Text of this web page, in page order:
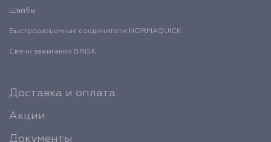
Шайбы
Быстроразъемные соединители NORMAQUICK
Свечи зажигания BRISK
Доставка и оплата
Акции
Документы